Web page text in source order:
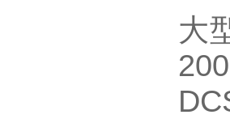
大